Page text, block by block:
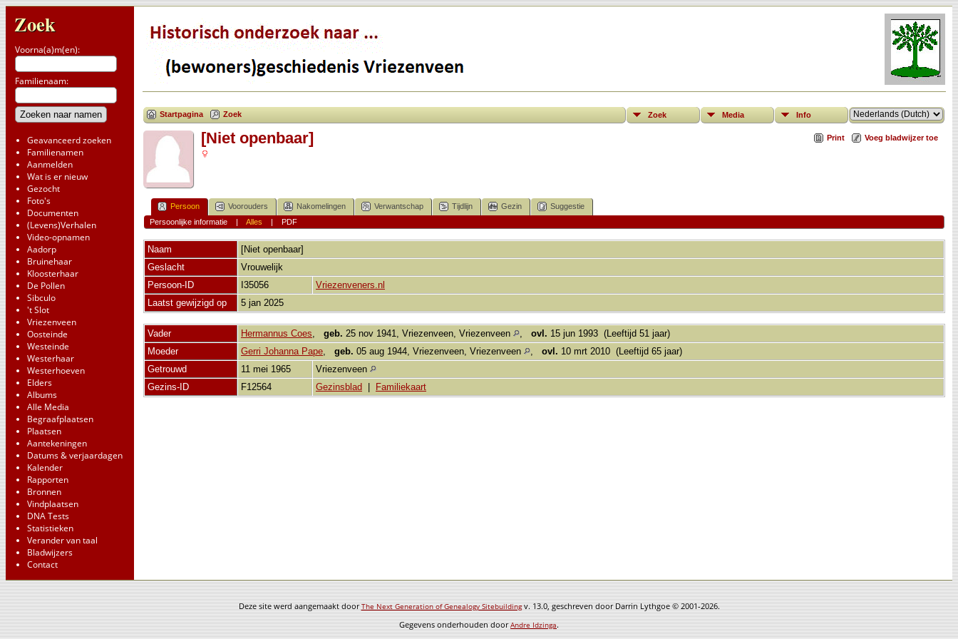
Zoek
Voorna(a)m(en):
Familienaam:
Geavanceerd zoeken
Familienamen
Aanmelden
Wat is er nieuw
Gezocht
Foto's
Documenten
(Levens)Verhalen
Video-opnamen
Aadorp
Bruinehaar
Kloosterhaar
De Pollen
Sibculo
't Slot
Vriezenveen
Oosteinde
Westeinde
Westerhaar
Westerhoeven
Elders
Albums
Alle Media
Begraafplaatsen
Plaatsen
Aantekeningen
Datums & verjaardagen
Kalender
Rapporten
Bronnen
Vindplaatsen
DNA Tests
Statistieken
Verander van taal
Bladwijzers
Contact
Startpagina Zoek Zoek Media Info
Print Voeg bladwijzer toe
[Niet openbaar]
Persoon Voorouders Nakomelingen Verwantschap Tijdlijn Gezin
Suggestie
Persoonlijke informatie| Alles | PDF
Naam
[Niet openbaar]
Geslacht
Vrouwelijk
Persoon-ID
I35056
Vriezenveners.nl
Laatst gewijzigd op
5 jan 2025
Vader Hermannus Coes, geb. 25 nov 1941, Vriezenveen, Vriezenveen , ovl. 15 jun 1993 (Leeftijd 51 jaar)
Moeder
Gerri Johanna Pape, geb. 05 aug 1944, Vriezenveen, Vriezenveen , ovl. 10 mrt 2010 (Leeftijd 65 jaar)
Getrouwd
11 mei 1965
Vriezenveen
Gezins-ID
F12564 Gezinsblad Familiekaart
Deze site werd aangemaakt doorThe Next Generation of Genealogy Sitebuildingv. 13.0, geschreven door Darrin Lythgoe © 2001-2026.
Gegevens onderhouden doorAndre Idzinga.